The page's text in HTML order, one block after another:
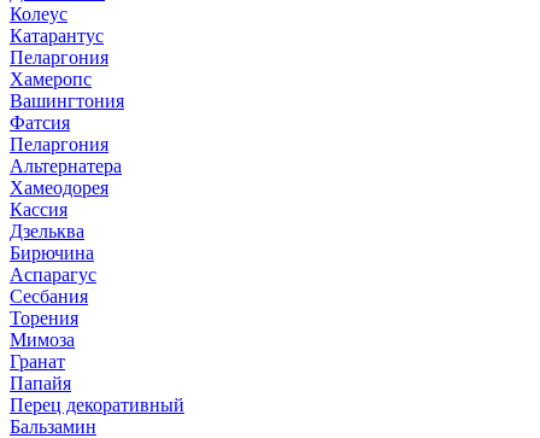
Колеус
Катарантус
Пеларгония
Хамеропс
Вашингтония
Фатсия
Пеларгония
Альтернатера
Хамеодорея
Кассия
Дзельква
Бирючина
Аспарагус
Сесбания
Торения
Мимоза
Гранат
Папайя
Перец декоративный
Бальзамин